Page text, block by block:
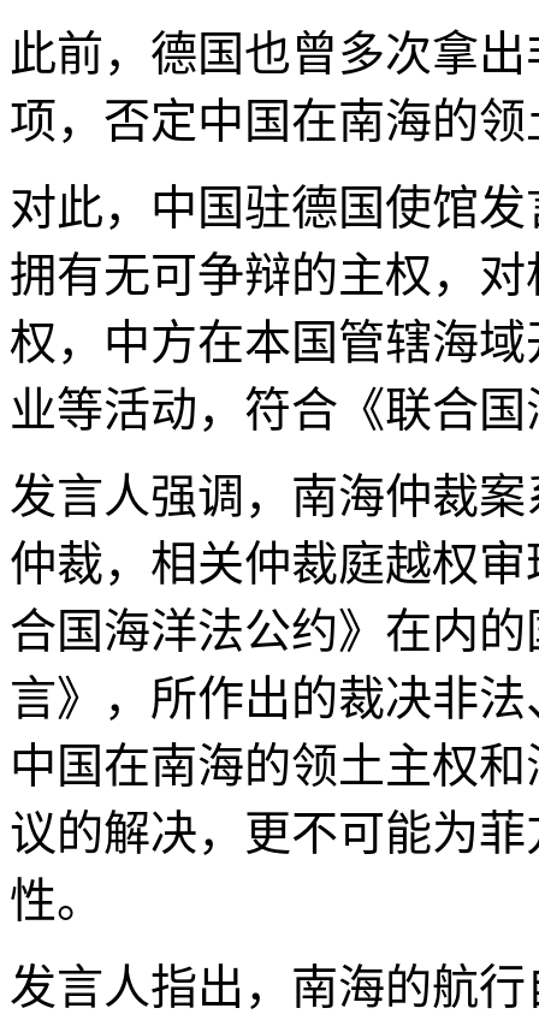
此前，德国也曾多次拿
项，否定中国在南海的
对此，中国驻德国使馆
拥有无可争辩的主权，
权，中方在本国管辖海
业等活动，符合《联合
发言人强调，南海仲裁
仲裁，相关仲裁庭越权
合国海洋法公约》在内
言》，所作出的裁决非
中国在南海的领土主权
议的解决，更不可能为
性。
发言人指出，南海的航